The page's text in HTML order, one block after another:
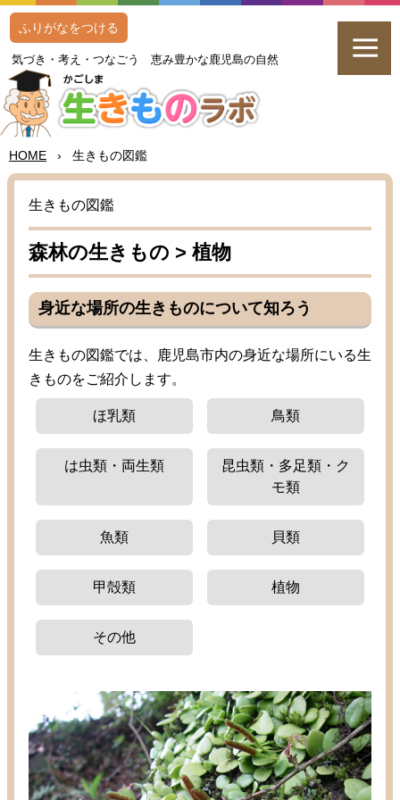
気づき・考え・つなごう恵み豊かな鹿児島の自然
ふりがなをつける
HOME › 生きもの図鑑
生きもの図鑑
森林の生きもの > 植物
身近な場所の生きものについて知ろう
生きもの図鑑では、 鹿児島市内の身近な場所にいる生
きものをご紹介 します。
ほ乳類 鳥類
は虫類 ・ 両生類 昆虫類 ・ 多足類 ・ク
モ類
魚類 貝類
甲殻類 植物
その他